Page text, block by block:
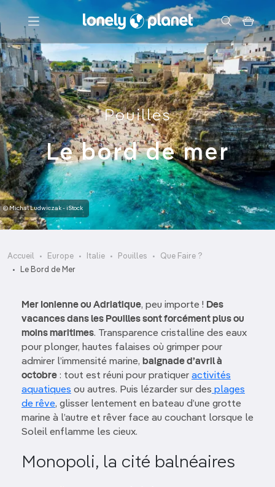
Menu
Votre recherche
Pouilles
Le bord de mer
© Michal Ludwiczak - iStock
Accueil Europe Italie Pouilles
Que Faire ?
Le Bord de Mer
Mer Ionienne ou Adriatique, peu importe ! Des
vacances dans les Pouilles sont forcément plus ou
moins maritimes. Transparence cristalline des eaux
pour plonger, hautes falaises où grimper pour
admirer l’immensité marine, baignade d’avril à
octobre : tout est réuni pour pratiquer activités
aquatiques ou autres. Puis lézarder sur des plages
de rêve, glisser lentement en bateau d’une grotte
marine à l’autre et rêver face au couchant lorsque le
Soleil enflamme les cieux.
Monopoli, la cité balnéaires